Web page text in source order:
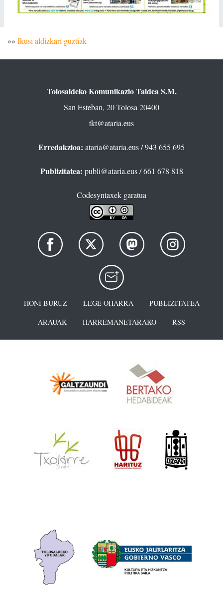
»» Ikusi aldizkari guztiak
Tolosaldeko Komunikazio Taldea S.M.
San Esteban, 20 Tolosa 20400
tkt@ataria.eus
Erredakzioa: ataria@ataria.eus/ 943 655 695
Publizitatea: publi@ataria.eus/ 661 678 818
Codesyntaxek garatua
HONI BURUZ LEGE OHARRA
PUBLIZITATEA
ARAUAK
HARREMANETARAKO RSS